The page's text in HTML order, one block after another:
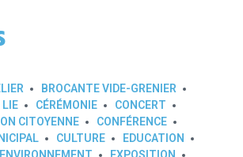
BROCANTE VIDE-GRENIER
LIE
CÉRÉMONIE
CONCERT
CITOYENNE
CONFÉRENCE
CULTURE
EDUCATION